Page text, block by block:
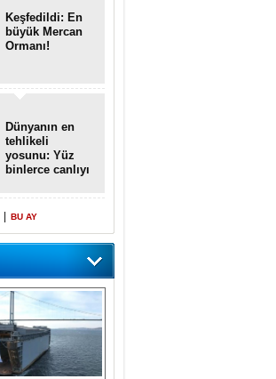
Keşfedildi: En
büyük Mercan
Ormanı!
Dünyanın en
tehlikeli
yosunu: Yüz
binlerce canlıyı
BU AY